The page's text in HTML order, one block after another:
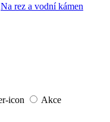
Na rez a vodní kámen
Akce